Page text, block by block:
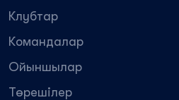
Клубтар
Командалар
Ойыншылар
Төрешілер